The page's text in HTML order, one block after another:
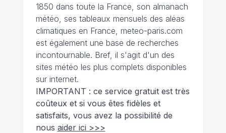
1850 dans toute la France, son almanach
météo, ses tableaux mensuels des aléas
climatiques en France, meteo-paris.com
est également une base de recherches
incontournable. Bref, il s'agit d'un des
sites météo les plus complets disponibles
sur internet.
IMPORTANT : ce service gratuit est très
coûteux et si vous êtes fidèles et
satisfaits, vous avez la possibilité de
nous aider ici >>>